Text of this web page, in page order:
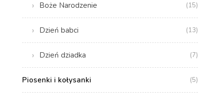
Boże Narodzenie (15)
Dzień babci (13)
Dzień dziadka (7)
Piosenki i kołysanki (5)